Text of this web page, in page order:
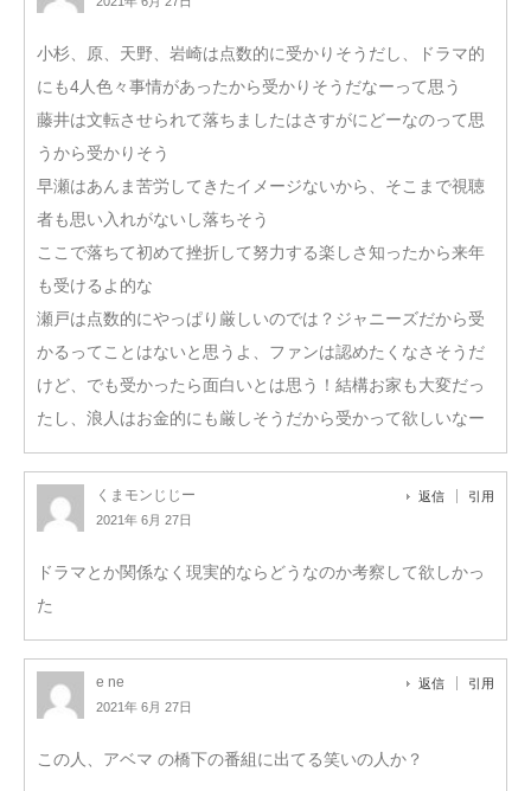
小杉、原、天野、岩崎は点数的に受かりそうだし、ドラマ的
にも4人色々事情があったから受かりそうだなーって思う
藤井は文転させられて落ちましたはさすがにどーなのって思
うから受かりそう
早瀬はあんま苦労してきたイメージないから、そこまで視聴
者も思い入れがないし落ちそう
ここで落ちて初めて挫折して努力する楽しさ知ったから来年
も受けるよ的な
瀬戸は点数的にやっぱり厳しいのでは？ジャニーズだから受
かるってことはないと思うよ、ファンは認めたくなさそうだ
けど、でも受かったら面白いとは思う！結構お家も大変だっ
たし、浪人はお金的にも厳しそうだから受かって欲しいなー
くまモンじじー
2021年 6月 27日
返信 引用
ドラマとか関係なく現実的ならどうなのか考察して欲しかっ
た
e ne
2021年 6月 27日
返信 引用
この人、アベマ の橋下の番組に出てる笑いの人か？